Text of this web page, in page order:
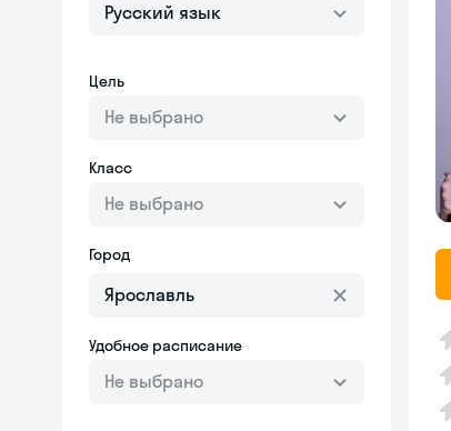
Русский язык
Цель
Не выбрано
Класс
Не выбрано
Город
Удобное расписание
Не выбрано